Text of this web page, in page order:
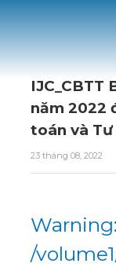
IJC_CBTT
năm 2022
toán và Tư
23 tháng 08, 2022
/